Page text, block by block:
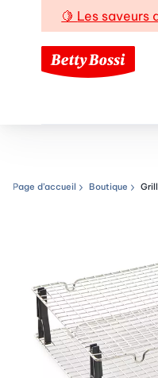
🍋 Les saveurs
Chemin de
Page d’accueil Boutique